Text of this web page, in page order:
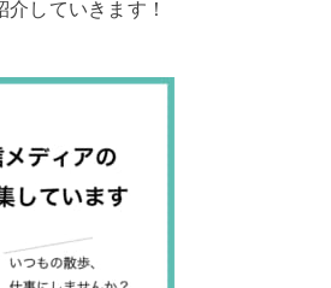
していきます！